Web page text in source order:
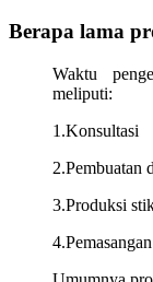
Berapa lama
Waktu
meliputi:
1.Konsultasi
2.Pembuatan
3.Produksi
4.Pemasangan